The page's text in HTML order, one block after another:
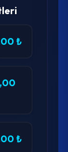
₺
₺